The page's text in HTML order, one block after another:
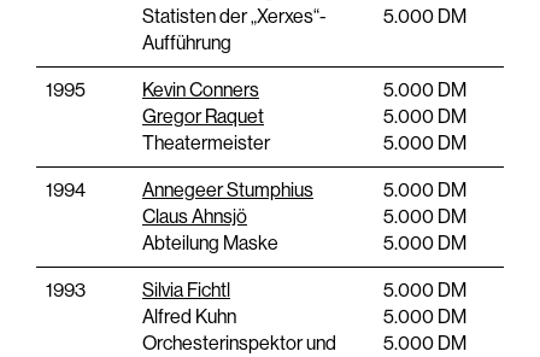
Statisten der „Xerxes“-
Aufführung
5.000 DM
1995
Kevin Conners
Gregor Raquet
Theatermeister
5.000 DM
5.000 DM
5.000 DM
1994
Annegeer Stumphius
Claus Ahnsjö
Abteilung Maske
5.000 DM
5.000 DM
5.000 DM
1993
Silvia Fichtl
Alfred Kuhn
Orchesterinspektor und
5.000 DM
5.000 DM
5.000 DM